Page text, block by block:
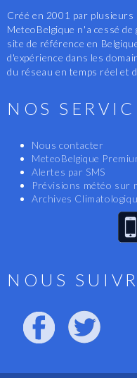
Créé en 2001 par plusieurs
MeteoBelgique n'a cessé
site de référence en
d'expérience dans les
du réseau en temps réel et
NOS
Nous contacter
MeteoBelgique
Alertes par SMS
Prévisions météo sur
Archives
NOUS